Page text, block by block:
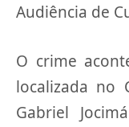
Audiência de
O crime
localizada no
Gabriel